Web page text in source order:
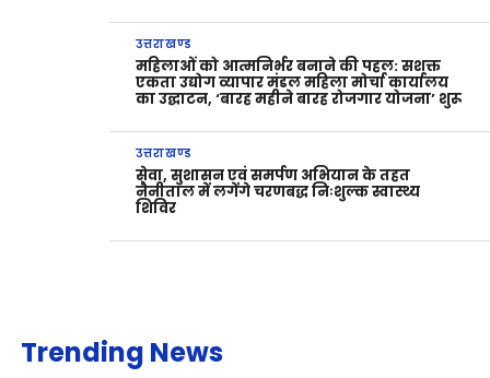
उत्तराखण्ड
महिलाओं को आत्मनिर्भर बनाने की पहल: सशक्त
एकता उद्योग व्यापार मंडल महिला मोर्चा कार्यालय
का उद्घाटन, ‘बारह महीने बारह रोजगार योजना’ शुरू
उत्तराखण्ड
सेवा, सुशासन एवं समर्पण अभियान के तहत
नैनीताल में लगेंगे चरणबद्ध निःशुल्क स्वास्थ्य
शिविर
Trending News